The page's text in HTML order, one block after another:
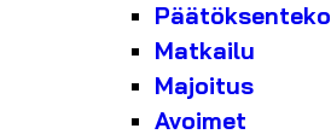
Päätöksenteko
Matkailu
Majoitus
Avoimet